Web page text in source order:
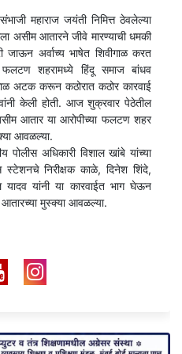
महाराज जयंती निमित्त ठेवलेल्या
असीम आतारने जीवे मारण्याची धमकी
जाऊन अर्वाच्य भाषेत शिवीगाळ करत
शहरामध्ये हिंदू समाज बांधव
अटक करून कठोरात कठोर कारवाई
केली होती. आज शुक्रवार पेठेतील
आतार या आरोपीच्या फलटण शहर
आवळल्या.
अधिकारी विशाल खांबे यांच्या
स्टेशनचे निरीक्षक काळे, दिनेश शिंदे,
यांनी या कारवाईत भाग घेऊन
मुस्क्या आवळल्या.